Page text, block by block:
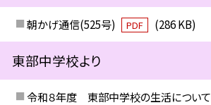
朝かげ通信(525号) PDF (286 KB)
東部中学校より
令和８年度 東部中学校の生活について